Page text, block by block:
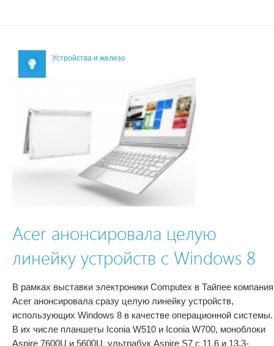
Устройства и железо
Acer анонсировала целую
линейку устройств с Windows 8
В рамках выставки электроники Computex в Тайпее компания
Acer анонсировала сразу целую линейку устройств,
использующих Windows 8 в качестве операционной системы.
В их числе планшеты Iconia W510 и Iconia W700, моноблоки
Aspire 7600U и 5600U, ультрабук Aspire S7 с 11,6 и 13,3-